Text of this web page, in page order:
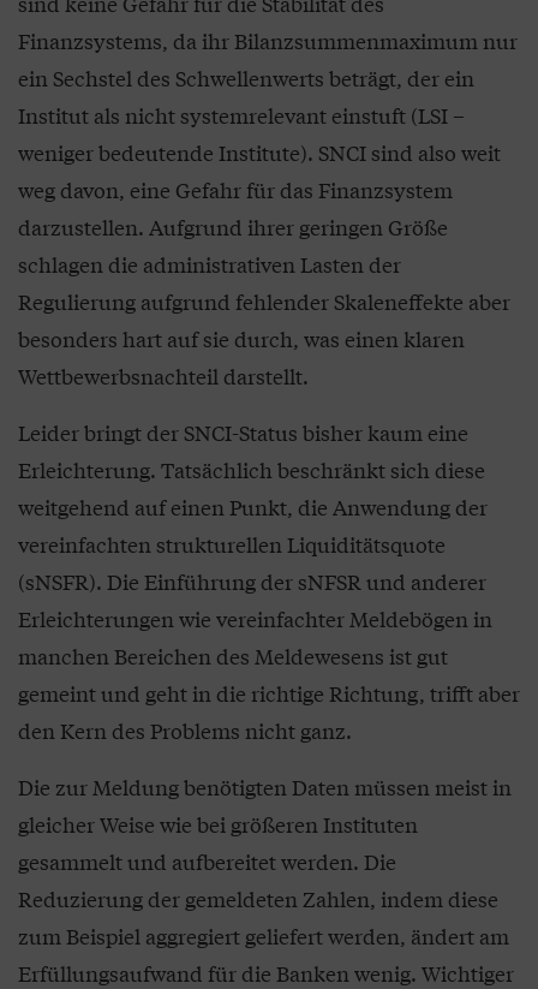
Finanzsystems, da ihr Bilanzsummenmaximum nur
ein Sechstel des Schwellenwerts beträgt, der ein
Institut als nicht systemrelevant einstuft (LSI –
weniger bedeutende Institute). SNCI sind also weit
weg davon, eine Gefahr für das Finanzsystem
darzustellen. Aufgrund ihrer geringen Größe
schlagen die administrativen Lasten der
Regulierung aufgrund fehlender Skaleneffekte aber
besonders hart auf sie durch, was einen klaren
Wettbewerbsnachteil darstellt.
Leider bringt der SNCI-Status bisher kaum eine
Erleichterung. Tatsächlich beschränkt sich diese
weitgehend auf einen Punkt, die Anwendung der
vereinfachten strukturellen Liquiditätsquote
(sNSFR). Die Einführung der sNFSR und anderer
Erleichterungen wie vereinfachter Meldebögen in
manchen Bereichen des Meldewesens ist gut
gemeint und geht in die richtige Richtung, trifft aber
den Kern des Problems nicht ganz.
Die zur Meldung benötigten Daten müssen meist in
gleicher Weise wie bei größeren Instituten
gesammelt und aufbereitet werden. Die
Reduzierung der gemeldeten Zahlen, indem diese
zum Beispiel aggregiert geliefert werden, ändert am
Erfüllungsaufwand für die Banken wenig. Wichtiger